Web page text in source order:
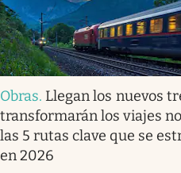
Obras. Llegan los nuevos
transformarán los viajes
las 5 rutas clave que se
en 2026